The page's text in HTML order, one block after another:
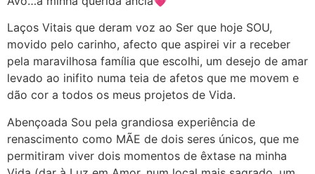
Laços Vitais que deram voz ao Ser que hoje SOU,
movido pelo carinho, afecto que aspirei vir a receber
pela maravilhosa família que escolhi, um desejo de amar
levado ao inifito numa teia de afetos que me movem e
dão cor a todos os meus projetos de Vida.
Abençoada Sou pela grandiosa experiência de
renascimento como MÃE de dois seres únicos, que me
permitiram viver dois momentos de êxtase na minha